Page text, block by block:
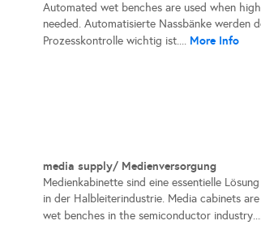
Automated wet benches are used when
needed. Automatisierte Nassbänke
Prozesskontrolle wichtig ist....More Info
media supply/ Medienversorgung
Medienkabinette sind eine essentielle
in der Halbleiterindustrie. Media cabinets
wet benches in the semiconductor